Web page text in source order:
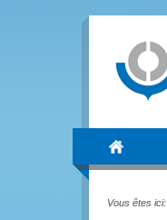
Vous êtes ici: